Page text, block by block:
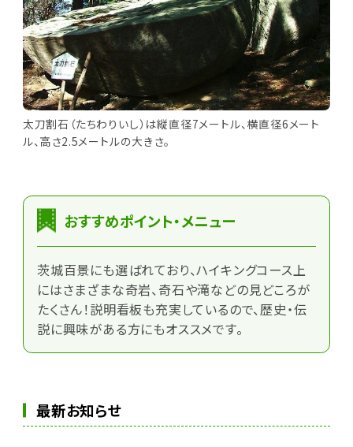
太刀割石（たちわりいし）は縦直径7メートル、横直径6メート
ル、高さ2.5メートルの大きさ。
おすすめポイント・メニュー
茨城百景にも選ばれており、ハイキングコース上
にはさまざまな奇岩、奇石や滝などの見どころが
たくさん！説明看板も充実しているので、歴史・伝
説に興味がある方にもオススメです。
最新お知らせ